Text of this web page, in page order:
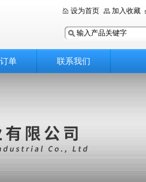
设为首页 加入收藏
单 联系我们